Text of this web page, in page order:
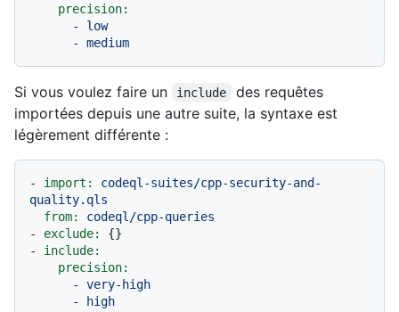
precision:
-
low
-
medium
Si vous voulez faire un include
des requêtes
importées depuis une autre suite, la syntaxe est
légèrement différente :
- import:
codeql-suites/cpp-security-and-
quality.qls
from:
codeql/cpp-queries
-
exclude:
-
include:
precision:
-
very-high
-
high